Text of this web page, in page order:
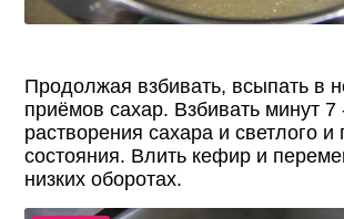
Продолжая взбивать, всыпать в
приёмов сахар. Взбивать минут 7
растворения сахара и светлого
состояния. Влить кефир и
низких оборотах.